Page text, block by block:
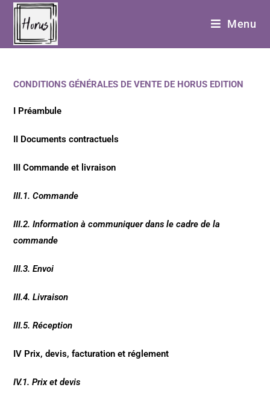
Menu
CONDITIONS GÉNÉRALES DE VENTE DE HORUS EDITION
I Préambule
II Documents contractuels
III Commande et livraison
III.1. Commande
III.2. Information à communiquer dans le cadre de la
commande
III.3. Envoi
III.4. Livraison
III.5. Réception
IV Prix, devis, facturation et réglement
IV.1. Prix et devis